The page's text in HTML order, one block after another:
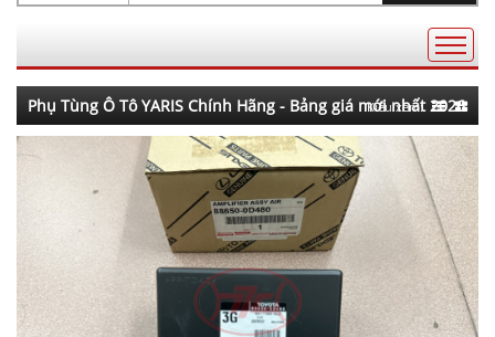
AutoPart
Phụ Tùng Ô Tô YARIS Chính Hãng - Bảng giá mới nhất 2026
Kiểu xem: